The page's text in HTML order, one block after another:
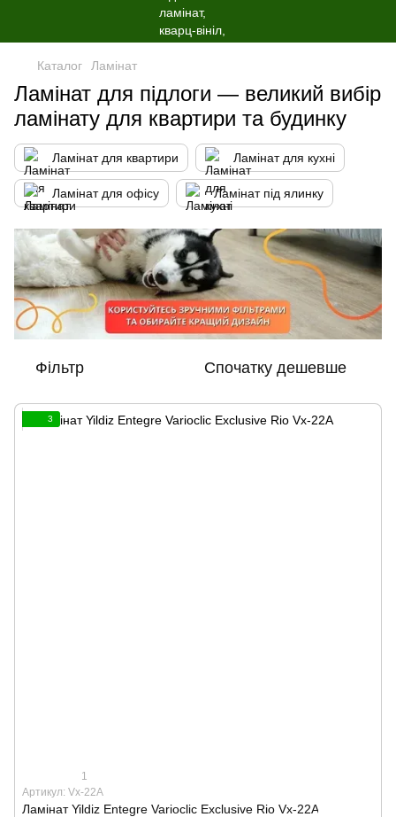
Каталог Ламінат
Ламінат для підлоги — великий вибір
ламінату для квартири та будинку
Ламінат для квартири Ламінат для кухні
Ламінат для офісу Ламінат під ялинку
Фільтр Спочатку дешевше
3
1
Артикул: Vx-22A
Ламінат Yildiz Entegre Varioclic Exclusive Rio Vx-22A